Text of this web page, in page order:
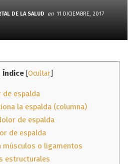
DE LA SALUD en 11 DICIEMBRE, 2017
Índice [Ocultar]
espalda
la espalda (columna)
de espalda
de espalda
músculos o ligamentos
estructurales